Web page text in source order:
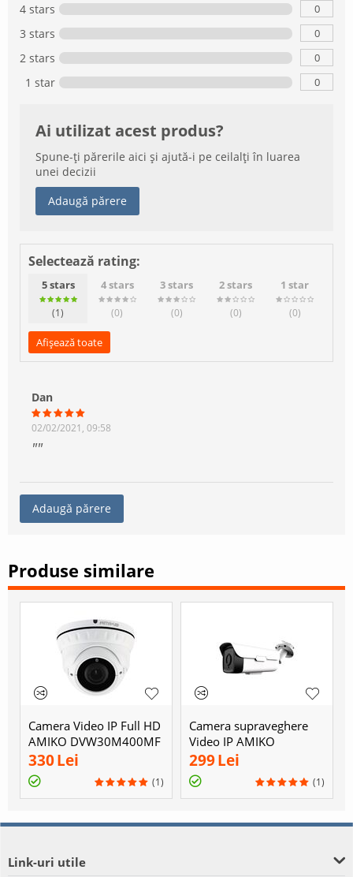
4 stars 0
3 stars 0
2 stars 0
1 star 0
Ai utilizat acest produs?
Spune-ți părerile aici și ajută-i pe ceilalți în luarea
unei decizii
Adaugă părere
Selectează rating:
5 stars
(1)
4 stars
(0)
3 stars
(0)
2 stars
(0)
1 star
(0)
Afișează toate
Dan
02/02/2021, 09:58
Adaugă părere
Produse similare
Camera Video IP Full HD
AMIKO DVW30M400MF
POE - 4MP
330Lei
(1)
Camera supraveghere
Video IP AMIKO
BW60M200 POE NC
299Lei
(1)
Link-uri utile